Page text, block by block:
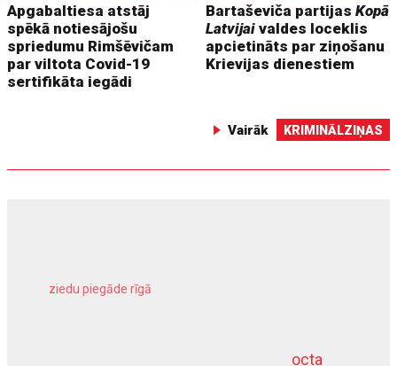
Apgabaltiesa atstāj
spēkā notiesājošu
spriedumu Rimšēvičam
par viltota Covid-19
sertifikāta iegādi
Bartaševiča partijasKopā
Latvijai valdes loceklis
apcietināts par ziņošanu
Krievijas dienestiem
Vairāk KRIMINĀLZIŅAS
octa
ziedu piegāde rīgā
dziļurbums